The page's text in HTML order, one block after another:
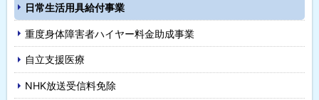
ュ
ー
日常生活用具給付事業
重度身体障害者ハイヤー料金助成事業
自立支援医療
NHK放送受信料免除